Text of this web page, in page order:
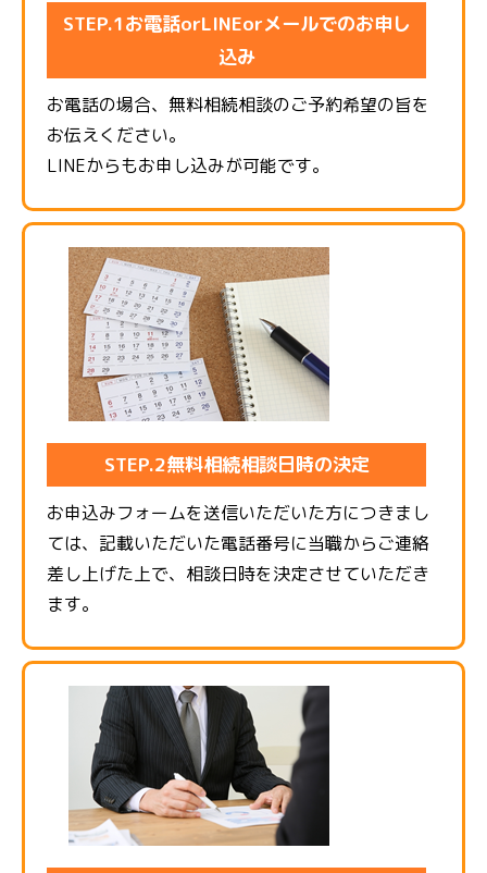
STEP.1お電話orLINEorメールでのお申し
込み
お電話の場合、無料相続相談のご予約希望の旨を
お伝えください。
LINEからもお申し込みが可能です。
STEP.2無料相続相談日時の決定
お申込みフォームを送信いただいた方につきまし
ては、記載いただいた電話番号に当職からご連絡
差し上げた上で、相談日時を決定させていただき
ます。